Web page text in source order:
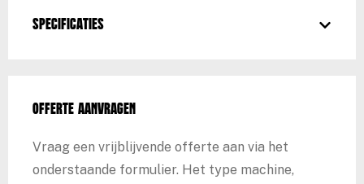
Specificaties
Offerte aanvragen
Vraag een vrijblijvende offerte aan via het
onderstaande formulier. Het type machine,